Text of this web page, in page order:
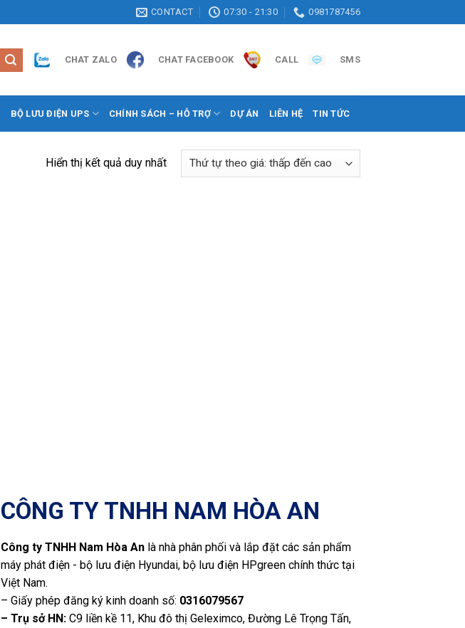
CONTACT 07:30 - 21:30 0981787456
CHAT ZALO CHAT FACEBOOK CALL SMS
BỘ LƯU ĐIỆN UPS CHÍNH SÁCH – HỖ TRỢ DỰ ÁN LIÊN HỆ TIN TỨC
Hiển thị kết quả duy nhất
CÔNG TY TNHH NAM HÒA AN
Công ty TNHH Nam Hòa An là nhà phân phối và lắp đặt các sản phẩm
máy phát điện - bộ lưu điện Hyundai, bộ lưu điện HPgreen chính thức tại
Việt Nam.
– Giấy phép đăng ký kinh doanh số: 0316079567
– Trụ sở HN: C9 liền kề 11, Khu đô thị Geleximco, Đường Lê Trọng Tấn,